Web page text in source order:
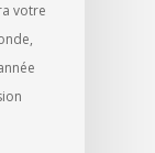
votre